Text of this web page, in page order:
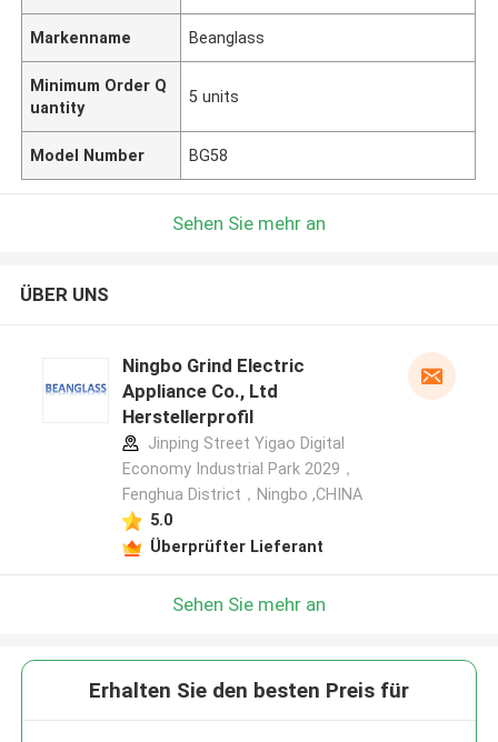
Markenname Beanglass
Minimum Order Q
uantity
5 units
Model Number BG58
Sehen Sie mehr an
ÜBER UNS
Ningbo Grind Electric
Appliance Co., Ltd
Herstellerprofil
Jinping Street Yigao Digital
Economy Industrial Park 2029，
Fenghua District，Ningbo ,CHINA
5.0
Überprüfter Lieferant
Sehen Sie mehr an
Erhalten Sie den besten Preis für